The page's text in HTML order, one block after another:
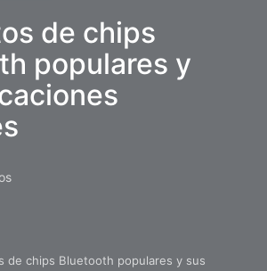
de chips
populares y
de chips Bluetooth populares y sus